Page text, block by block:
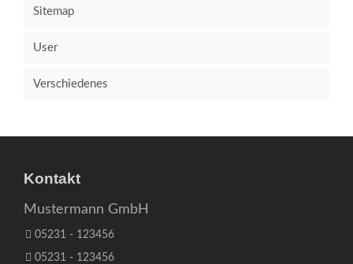
Sitemap
User
Verschiedenes
Kontakt
Mustermann GmbH
05231 - 123456
05231 - 123456